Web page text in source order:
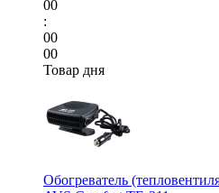
00
:
00
00
Товар дня
Обогреватель